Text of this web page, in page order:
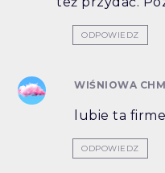
ODPOWIEDZ
WIŚNIOWA
lubie ta
ODPOWIEDZ